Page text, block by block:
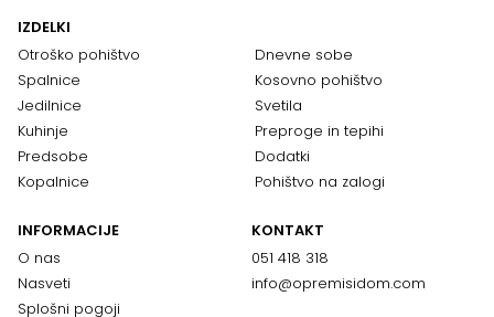
IZDELKI
Otroško pohištvo
Spalnice
Jedilnice
Kuhinje
Predsobe
Kopalnice
Dnevne sobe
Kosovno pohištvo
Svetila
Preproge in tepihi
Dodatki
Pohištvo na zalogi
INFORMACIJE
O nas
Nasveti
Splošni pogoji
KONTAKT
051 418 318
info@opremisidom.com